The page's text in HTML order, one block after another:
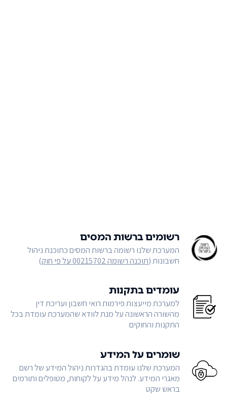
רשומים ברשות המסים
המערכת שלנו רשומה ברשות המסים כתוכנת ניהול
חשבונות (תוכנה רשומה 00215702 על פי חוק )
עומדים בתקנות
למערכת מייעצות פירמות רואי חשבון ועריכת דין
מהשורה הראשונה על מנת לוודא שהמערכת עומדת בכל
התקנות והחוקים
שומרים על המידע
המערכת שלנו עומדת בהגדרות ניהול המידע של רשם
מאגרי המידע. לנהל מידע על לקוחות, מטופלים ותורמים
בראש שקט